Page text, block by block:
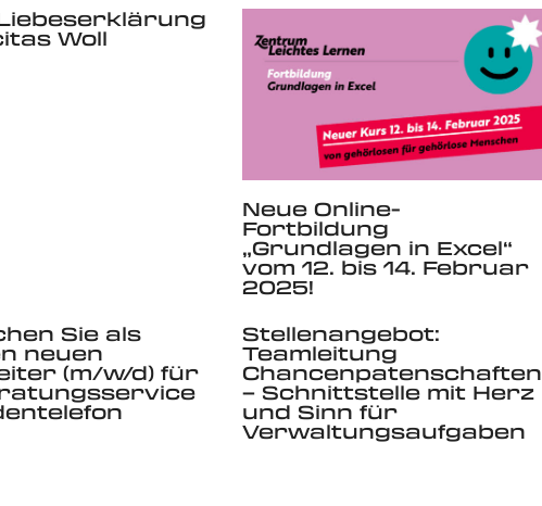
Woll
Neue Online-
Fortbildung
„Grundlagen in Excel“
vom 12. bis 14. Februar
2025!
Sie als
neuen
(m/w/d) für
Stellenangebot:
Teamleitung
Chancenpatenschaften
– Schnittstelle mit Herz
und Sinn für
Verwaltungsaufgaben